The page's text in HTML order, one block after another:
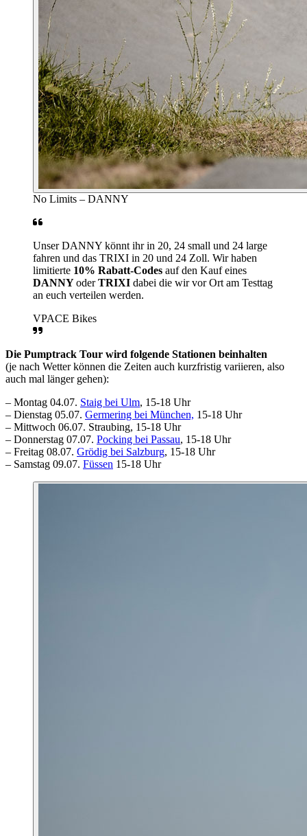
No Limits – DANNY
Unser DANNY könnt ihr in 20, 24 small und 24 large
fahren und das TRIXI in 20 und 24 Zoll. Wir haben
limitierte 10% Rabatt-Codes auf den Kauf eines
DANNYoderTRIXI dabei die wir vor Ort am Testtag
an euch verteilen werden.
VPACE Bikes
Die Pumptrack Tour wird folgende Stationen beinhalten
(je nach Wetter können die Zeiten auch kurzfristig variieren, also
auch mal länger gehen):
– Montag 04.07. Staig bei Ulm, 15-18 Uhr
– Dienstag 05.07. Germering bei München, 15-18 Uhr
– Mittwoch 06.07. Straubing, 15-18 Uhr
– Donnerstag 07.07. Pocking bei Passau, 15-18 Uhr
– Freitag 08.07. Grödig bei Salzburg, 15-18 Uhr
– Samstag 09.07. Füssen 15-18 Uhr